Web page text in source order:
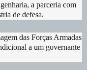
a parceria com
de defesa.
das Forças Armadas
a um governante